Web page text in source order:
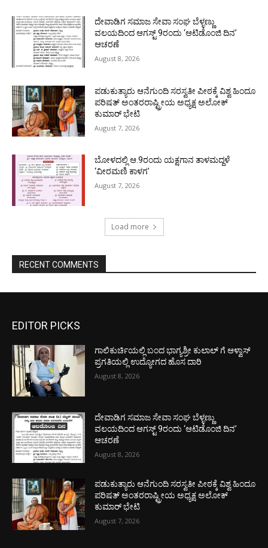
ದೇವಾಡಿಗ ಸಮಾಜ ಸೇವಾ ಸಂಘ ಬೆಳ್ಳಣ್ಣು
ವಲಯದಿಂದ ಆಗಸ್ಟ್ 9ರಂದು ‘ಆಟಿಡೊಂಜಿ ದಿನ’
ಆಚರಣೆ
August 8, 2026
ಪಡುಕುತ್ಯಾರು ಆನೆಗುಂದಿ ಸರಸ್ವತೀ ಪೀಠಕ್ಕೆ ವಿಶ್ವ ಹಿಂದೂ
ಪರಿಷತ್ ಅಂತರರಾಷ್ಟ್ರೀಯ ಅಧ್ಯಕ್ಷ ಅಲೋಕ್
ಕುಮಾರ್ ಭೇಟಿ
August 7, 2026
ಬೋಳದಲ್ಲಿ ಆ.9ರಂದು ಯಕ್ಷಗಾನ ತಾಳಮದ್ದಳೆ
‘ವೀರಮಣಿ ಕಾಳಗ’
August 7, 2026
Load more
RECENT COMMENTS
EDITOR PICKS
ಗಾಲಿಕುರ್ಚಿಯಲ್ಲಿ ಬಂದ ಭಾಗ್ಯಶ್ರೀ ಕುಲಾಲ್ ಗೆ ಆಳ್ವಾಸ್
ಪ್ರಗತಿಯಲ್ಲಿ ಉದ್ಯೋಗದ ಹೊಸ ದಾರಿ
August 8, 2026
ದೇವಾಡಿಗ ಸಮಾಜ ಸೇವಾ ಸಂಘ ಬೆಳ್ಳಣ್ಣು
ವಲಯದಿಂದ ಆಗಸ್ಟ್ 9ರಂದು ‘ಆಟಿಡೊಂಜಿ ದಿನ’
ಆಚರಣೆ
August 8, 2026
ಪಡುಕುತ್ಯಾರು ಆನೆಗುಂದಿ ಸರಸ್ವತೀ ಪೀಠಕ್ಕೆ ವಿಶ್ವ ಹಿಂದೂ
ಪರಿಷತ್ ಅಂತರರಾಷ್ಟ್ರೀಯ ಅಧ್ಯಕ್ಷ ಅಲೋಕ್
ಕುಮಾರ್ ಭೇಟಿ
August 7, 2026